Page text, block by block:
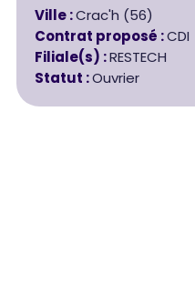
Ville :Crac'h (56)
Contrat proposé :CDI
Filiale(s) :RESTECH
Statut :Ouvrier